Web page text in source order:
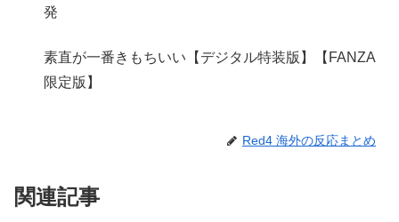
発
素直が一番きもちいい【デジタル特装版】【FANZA
限定版】
Red4 海外の反応まとめ
関連記事